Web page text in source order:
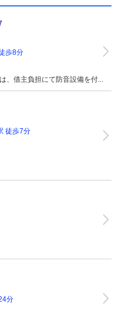
歩8分
、借主負担にて防音設備を付...
徒歩7分
分